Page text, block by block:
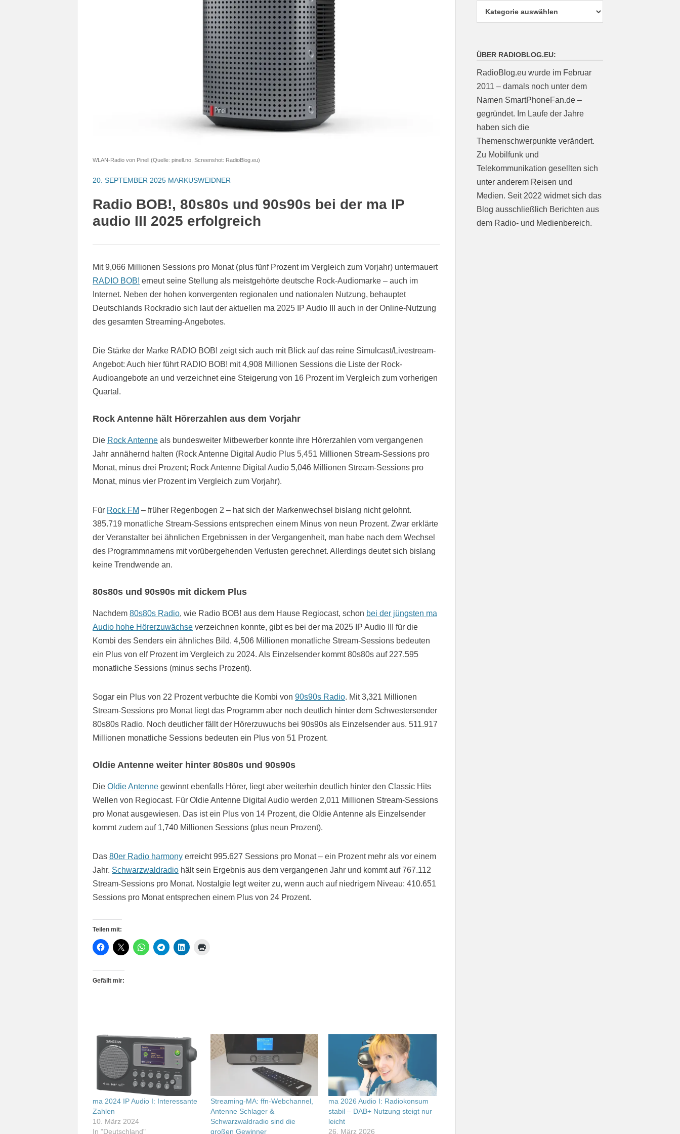
WLAN-Radio von Pinell (Quelle: pinell.no, Screenshot: RadioBlog.eu)
20. SEPTEMBER 2025 MARKUSWEIDNER
Radio BOB!, 80s80s und 90s90s bei der ma IP
audio III 2025 erfolgreich
Mit 9,066 Millionen Sessions pro Monat (plus fünf Prozent im Vergleich zum Vorjahr) untermauert
RADIO BOB! erneut seine Stellung als meistgehörte deutsche Rock-Audiomarke – auch im
Internet. Neben der hohen konvergenten regionalen und nationalen Nutzung, behauptet
Deutschlands Rockradio sich laut der aktuellen ma 2025 IP Audio III auch in der Online-Nutzung
des gesamten Streaming-Angebotes.
Die Stärke der Marke RADIO BOB! zeigt sich auch mit Blick auf das reine Simulcast/Livestream-
Angebot: Auch hier führt RADIO BOB! mit 4,908 Millionen Sessions die Liste der Rock-
Audioangebote an und verzeichnet eine Steigerung von 16 Prozent im Vergleich zum vorherigen
Quartal.
Rock Antenne hält Hörerzahlen aus dem Vorjahr
Die Rock Antenne als bundesweiter Mitbewerber konnte ihre Hörerzahlen vom vergangenen
Jahr annähernd halten (Rock Antenne Digital Audio Plus 5,451 Millionen Stream-Sessions pro
Monat, minus drei Prozent; Rock Antenne Digital Audio 5,046 Millionen Stream-Sessions pro
Monat, minus vier Prozent im Vergleich zum Vorjahr).
Für Rock FM – früher Regenbogen 2 – hat sich der Markenwechsel bislang nicht gelohnt.
385.719 monatliche Stream-Sessions entsprechen einem Minus von neun Prozent. Zwar erklärte
der Veranstalter bei ähnlichen Ergebnissen in der Vergangenheit, man habe nach dem Wechsel
des Programmnamens mit vorübergehenden Verlusten gerechnet. Allerdings deutet sich bislang
keine Trendwende an.
80s80s und 90s90s mit dickem Plus
Nachdem 80s80s Radio, wie Radio BOB! aus dem Hause Regiocast, schon bei der jüngsten ma
Audio hohe Hörerzuwächse verzeichnen konnte, gibt es bei der ma 2025 IP Audio III für die
Kombi des Senders ein ähnliches Bild. 4,506 Millionen monatliche Stream-Sessions bedeuten
ein Plus von elf Prozent im Vergleich zu 2024. Als Einzelsender kommt 80s80s auf 227.595
monatliche Sessions (minus sechs Prozent).
Sogar ein Plus von 22 Prozent verbuchte die Kombi von 90s90s Radio. Mit 3,321 Millionen
Stream-Sessions pro Monat liegt das Programm aber noch deutlich hinter dem Schwestersender
80s80s Radio. Noch deutlicher fällt der Hörerzuwuchs bei 90s90s als Einzelsender aus. 511.917
Millionen monatliche Sessions bedeuten ein Plus von 51 Prozent.
Oldie Antenne weiter hinter 80s80s und 90s90s
Die Oldie Antenne gewinnt ebenfalls Hörer, liegt aber weiterhin deutlich hinter den Classic Hits
Wellen von Regiocast. Für Oldie Antenne Digital Audio werden 2,011 Millionen Stream-Sessions
pro Monat ausgewiesen. Das ist ein Plus von 14 Prozent, die Oldie Antenne als Einzelsender
kommt zudem auf 1,740 Millionen Sessions (plus neun Prozent).
Das 80er Radio harmony erreicht 995.627 Sessions pro Monat – ein Prozent mehr als vor einem
Jahr. Schwarzwaldradio hält sein Ergebnis aus dem vergangenen Jahr und kommt auf 767.112
Stream-Sessions pro Monat. Nostalgie legt weiter zu, wenn auch auf niedrigem Niveau: 410.651
Sessions pro Monat entsprechen einem Plus von 24 Prozent.
Teilen mit:
Gefällt mir:
ma 2024 IP Audio I: Interessante
Zahlen
10. März 2024
In "Deutschland"
Streaming-MA: ffn-Webchannel,
Antenne Schlager &
Schwarzwaldradio sind die
großen Gewinner
ma 2026 Audio I: Radiokonsum
stabil – DAB+ Nutzung steigt nur
leicht
26. März 2026
ÜBER RADIOBLOG.EU:
RadioBlog.eu wurde im Februar
2011 – damals noch unter dem
Namen SmartPhoneFan.de –
gegründet. Im Laufe der Jahre
haben sich die
Themenschwerpunkte verändert.
Zu Mobilfunk und
Telekommunikation gesellten sich
unter anderem Reisen und
Medien. Seit 2022 widmet sich das
Blog ausschließlich Berichten aus
dem Radio- und Medienbereich.